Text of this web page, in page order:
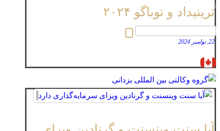
Copyright © 2026
ترینیداد و توباگو ۲۰۲۴
22, نوامبر 2024